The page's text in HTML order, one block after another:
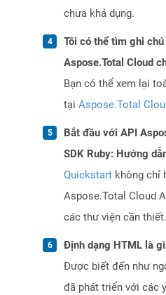
chưa khả dụng.
Tôi có thể tìm ghi
Aspose.Total Cloud
Bạn có thể xem lại
tại Aspose.Total
Bắt đầu với API
SDK Ruby: Hướng
Quickstart không chỉ
Aspose.Total Cloud
các thư viện cần thiết.
Định dạng HTML là
Được biết đến như
đã phát triển với các